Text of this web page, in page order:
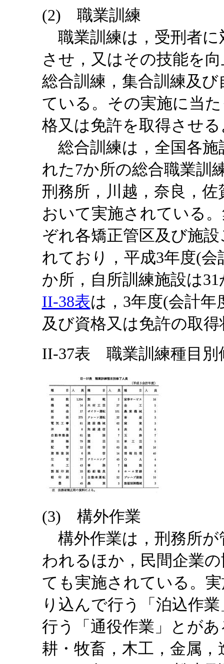
(2) 職業訓練
職業訓練は，受刑者に
させ，又はその技能を
総合訓練，集合訓練及
ている。その実施に当
格又は免許を取得させ
総合訓練は，全国各施
れた7か所の総合職業訓
刑務所，川越，奈良，
おいて実施されている
ぞれ各矯正管区及び施
れており，平成3年度(
か所，自所訓練施設は
II-38表は，3年度(会計
及び資格又は免許の取
II-37表 職業訓練種目別
(3) 構外作業
構外作業は，刑務所が
われるほか，民間企業
ても実施されている。
り込んで行う「泊込作
行う「通役作業」とが
耕・牧畜，木工，金属